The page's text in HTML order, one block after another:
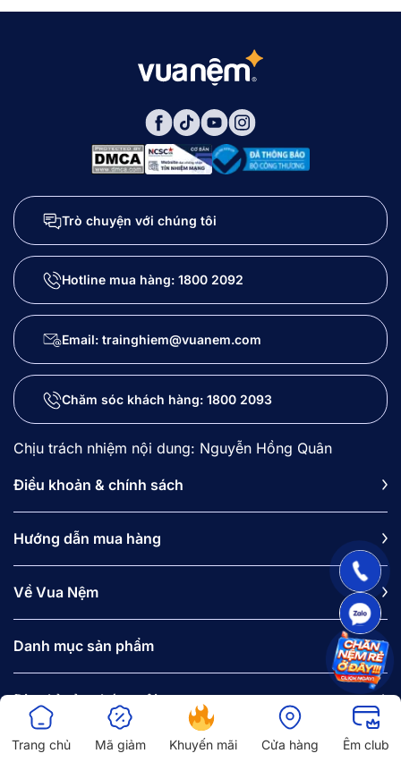
Trang chủ Mã giảm Khuyến mãi Cửa hàng Êm club
Trò chuyện với chúng tôi
Hotline mua hàng: 1800 2092
Email: trainghiem@vuanem.com
Chăm sóc khách hàng: 1800 2093
Chịu trách nhiệm nội dung: Nguyễn Hồng Quân
Điều khoản & chính sách
Hướng dẫn mua hàng
Về Vua Nệm
Danh mục sản phẩm
Địa chỉ của chúng tôi
Tầng 7, Tòa nhà Nhật An, 30D Kim Mã Thượng, phường Ngọc
Hà, Hà Nội.